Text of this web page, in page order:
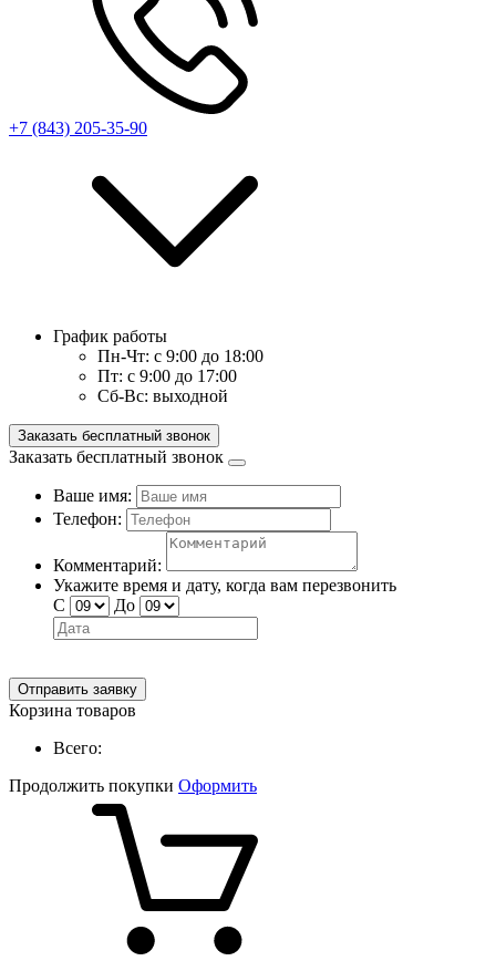
+7 (843) 205-35-90
График работы
Пн-Чт: с 9:00 до 18:00
Пт: с 9:00 до 17:00
Сб-Вс: выходной
Заказать бесплатный звонок
Заказать бесплатный звонок
Ваше имя:
Телефон:
Комментарий:
Укажите время и дату, когда вам перезвонить
С
До
Отправить заявку
Корзина товаров
Всего:
Продолжить покупки Оформить